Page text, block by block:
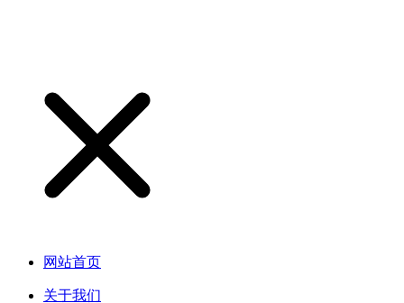
网站首页
关于我们